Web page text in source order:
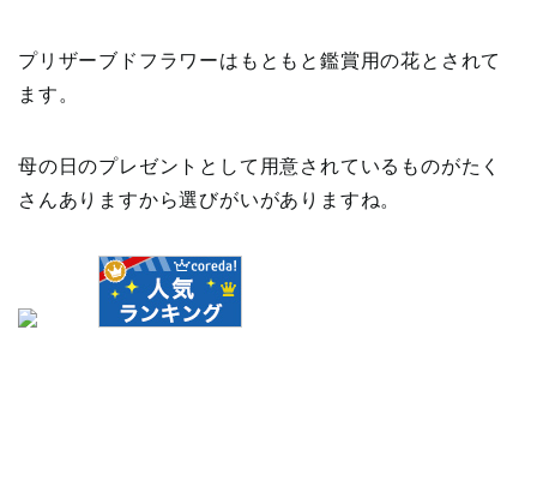
プリザーブドフラワーはもともと鑑賞用の花とされて
ます。
母の日のプレゼントとして用意されているものがたく
さんありますから選びがいがありますね。